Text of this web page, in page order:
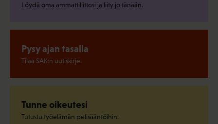
Löydä oma ammattiliittosi ja liity jo tänään.
Pysy ajan tasalla
Tilaa SAK:n uutiskirje.
Tunne oikeutesi
Tutustu työelämän pelisääntöihin.